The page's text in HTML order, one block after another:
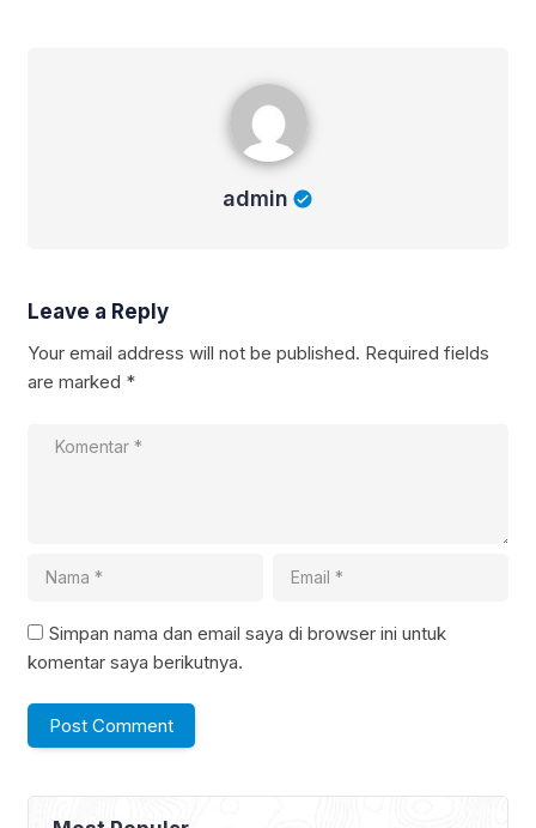
admin
Leave a Reply
Your email address will not be published. Required fields
are marked *
Simpan nama dan email saya di browser ini untuk
komentar saya berikutnya.